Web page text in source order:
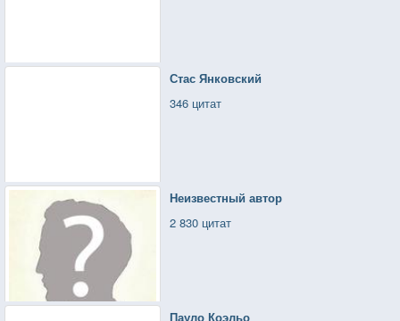
Стас Янковский
346 цитат
Неизвестный автор
2 830 цитат
Пауло Коэльо